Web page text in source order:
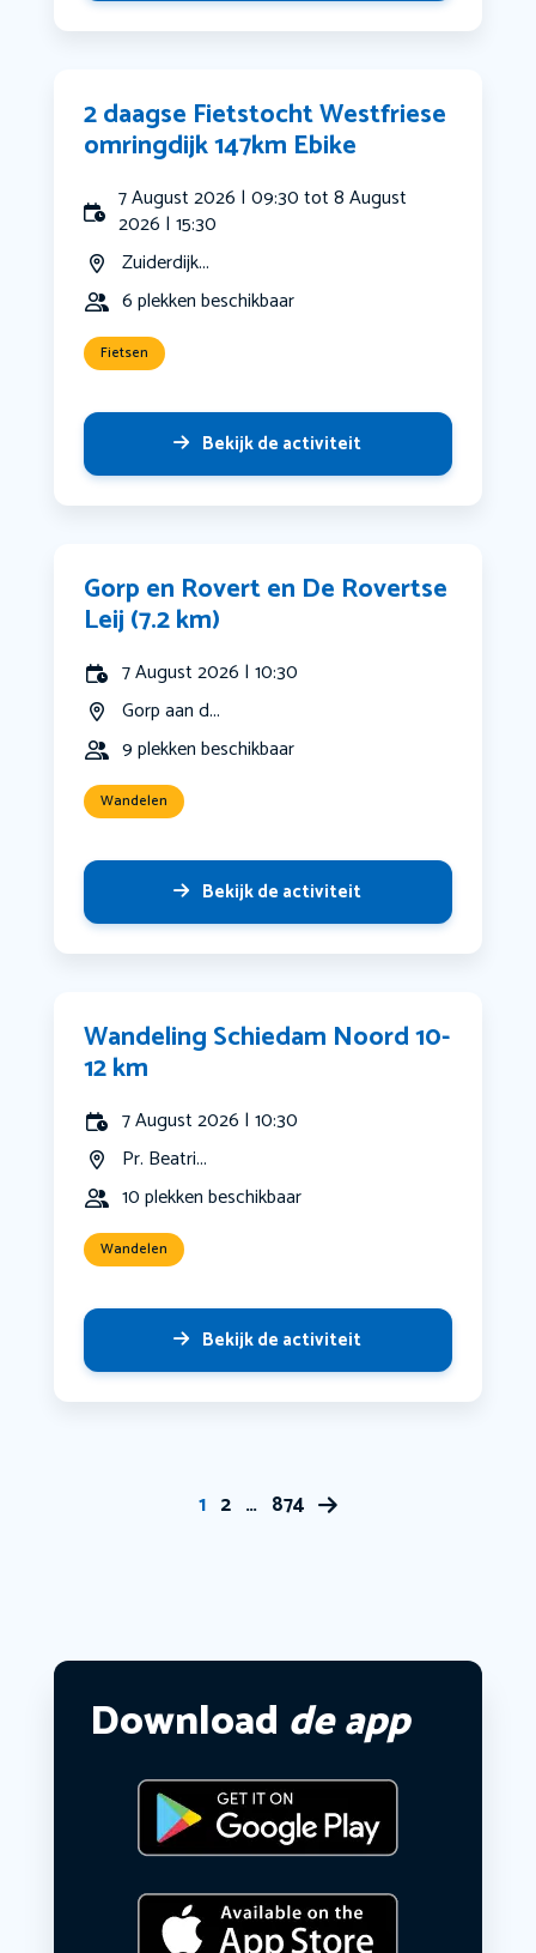
2 daagse Fietstocht Westfriese
omringdijk 147km Ebike
7 August 2026 | 09:30 tot 8 August
2026 | 15:30
Zuiderdijk...
6 plekken beschikbaar
Fietsen
Bekijk de activiteit
Gorp en Rovert en De Rovertse
Leij (7.2 km)
7 August 2026 | 10:30
Gorp aan d...
9 plekken beschikbaar
Wandelen
Bekijk de activiteit
Wandeling Schiedam Noord 10-
12 km
7 August 2026 | 10:30
Pr. Beatri...
10 plekken beschikbaar
Wandelen
Bekijk de activiteit
1 2 … 874
Download de app